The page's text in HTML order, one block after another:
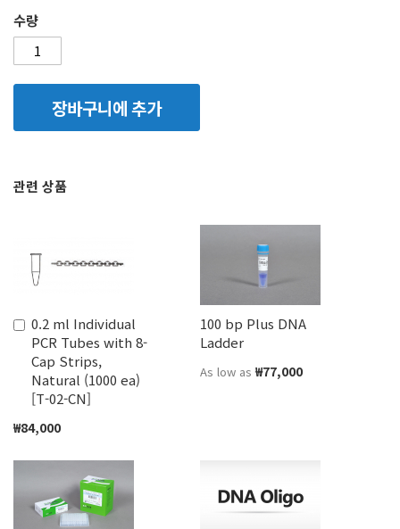
수량
장바구니에 추가
관련 상품
0.2 ml Individual
PCR Tubes with 8-
Cap Strips,
Natural (1000 ea)
[T-02-CN]
₩84,000
장
바
구
니
에
가
100 bp Plus DNA
Ladder
As low as ₩77,000